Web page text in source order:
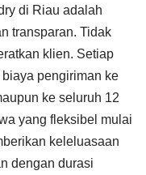
di Riau adalah
transparan. Tidak
klien. Setiap
pengiriman ke
ke seluruh 12
yang fleksibel mulai
keleluasaan
dengan durasi